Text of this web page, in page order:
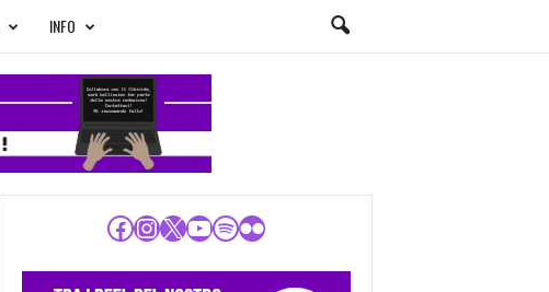
INFO
Facebook
Instagram
X YouTube
Spotify
Flickr